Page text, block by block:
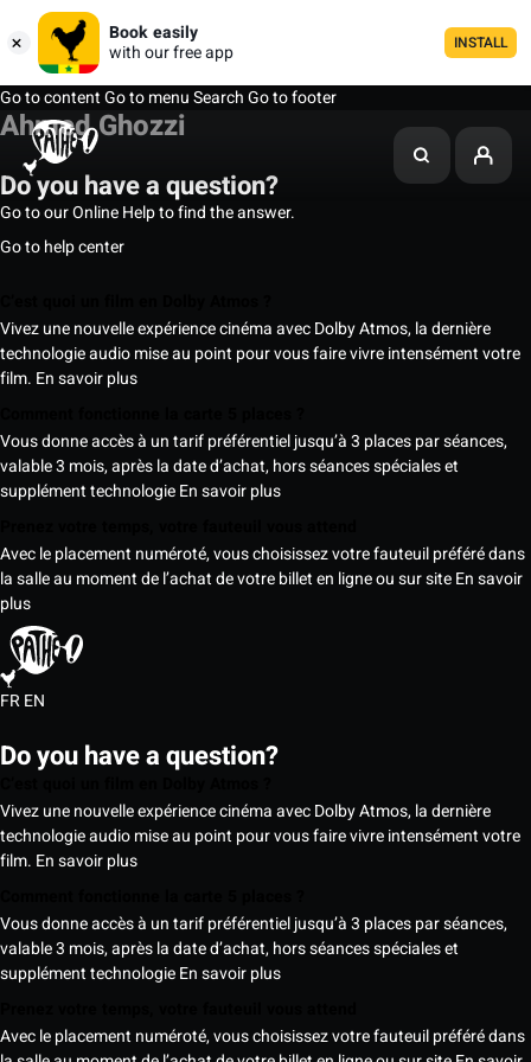
Book easily
with our free app
INSTALL
Go to contentGo to menuSearchGo to footer
Ahmed Ghozzi
Do you have a question?
Go to our Online Help to find the answer.
Go to help center
Vivez une nouvelle expérience cinéma avec Dolby Atmos, la dernière
technologie audio mise au point pour vous faire vivre intensément votre
film. En savoir plus
Vous donne accès à un tarif préférentiel jusqu’à 3 places par séances,
valable 3 mois, après la date d’achat, hors séances spéciales et
supplément technologieEn savoir plus
Avec le placement numéroté, vous choisissez votre fauteuil préféré dans
la salle au moment de l’achat de votre billet en ligne ou sur siteEn savoir
plus
FREN
Do you have a question?
Vivez une nouvelle expérience cinéma avec Dolby Atmos, la dernière
technologie audio mise au point pour vous faire vivre intensément votre
film. En savoir plus
Vous donne accès à un tarif préférentiel jusqu’à 3 places par séances,
valable 3 mois, après la date d’achat, hors séances spéciales et
supplément technologieEn savoir plus
Avec le placement numéroté, vous choisissez votre fauteuil préféré dans